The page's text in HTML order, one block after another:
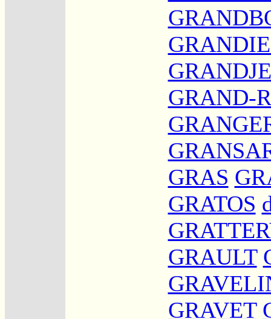
GRAND-
GRAS
GRATOS
GRAULT
GRAVET